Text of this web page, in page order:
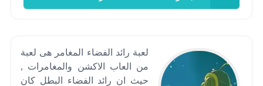
لعبة رائد الفضاء المغامر هى لعبة
من العاب الاكشن والمغامرات ,
حيث ان رائد الفضاء البطل كان